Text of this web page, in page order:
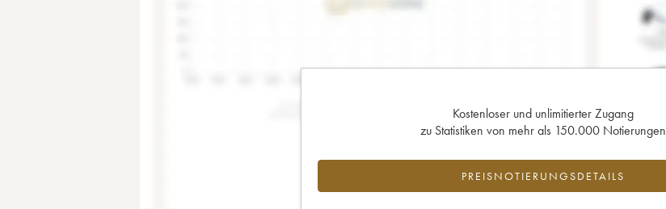
Kostenloser und unlimitierter Zugang
zu Statistiken von mehr als 150.000 Notierungen
PREISNOTIERUNGSDETAILS